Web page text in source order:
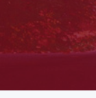
to close